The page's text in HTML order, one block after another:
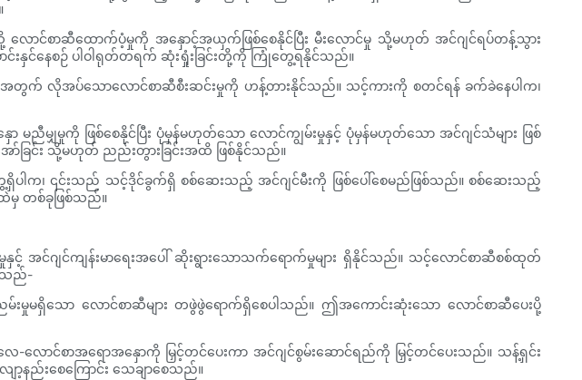
ာင်စာဆီထောက်ပံ့မှုကို အနှောင့်အယှက်ဖြစ်စေနိုင်ပြီး မီးလောင်မှု သို့မဟုတ် အင်ဂျင်ရပ်တန့်သွား
ာင်းနှင်နေစဉ် ပါဝါရုတ်တရက် ဆုံးရှုံးခြင်းတို့ကို ကြုံတွေ့ရနိုင်သည်။
တွက် လိုအပ်သောလောင်စာဆီစီးဆင်းမှုကို ဟန့်တားနိုင်သည်။ သင့်ကားကို စတင်ရန် ခက်ခဲနေပါက၊
ျှမှုကို ဖြစ်စေနိုင်ပြီး ပုံမှန်မဟုတ်သော လောင်ကျွမ်းမှုနှင့် ပုံမှန်မဟုတ်သော အင်ဂျင်သံများ ဖြစ်
ခြင်း သို့မဟုတ် ညည်းတွားခြင်းအထိ ဖြစ်နိုင်သည်။
ေ့ရှိပါက၊ ၎င်းသည် သင့်ဒိုင်ခွက်ရှိ စစ်ဆေးသည့် အင်ဂျင်မီးကို ဖြစ်ပေါ်စေမည်ဖြစ်သည်။ စစ်ဆေးသည့်
မှ တစ်ခုဖြစ်သည်။
င်ဂျင်ကျန်းမာရေးအပေါ် ဆိုးရွားသောသက်ရောက်မှုများ ရှိနိုင်သည်။ သင့်လောင်စာဆီစစ်ထုတ်
သည်-
ရှိသော လောင်စာဆီများ တဖွဲဖွဲရောက်ရှိစေပါသည်။ ဤအကောင်းဆုံးသော လောင်စာဆီပေးပို့
ောင်စာအရောအနှောကို မြှင့်တင်ပေးကာ အင်ဂျင်စွမ်းဆောင်ရည်ကို မြှင့်တင်ပေးသည်။ သန့်ရှင်း
နည်းစေကြောင်း သေချာစေသည်။